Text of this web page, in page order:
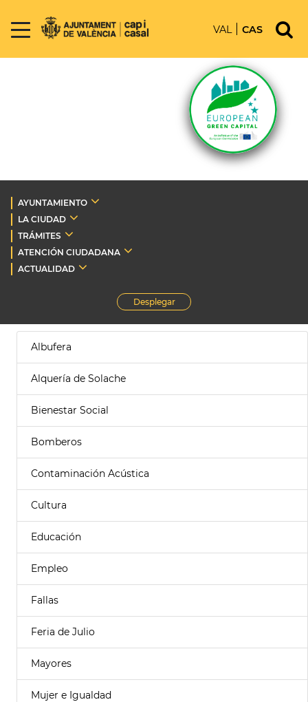
VAL CAS
AYUNTAMIENTO
LA CIUDAD
TRÁMITES
ATENCIÓN CIUDADANA
ACTUALIDAD
Desplegar
Albufera
Alquería de Solache
Bienestar Social
Bomberos
Contaminación Acústica
Cultura
Educación
Empleo
Fallas
Feria de Julio
Mayores
Mujer e Igualdad